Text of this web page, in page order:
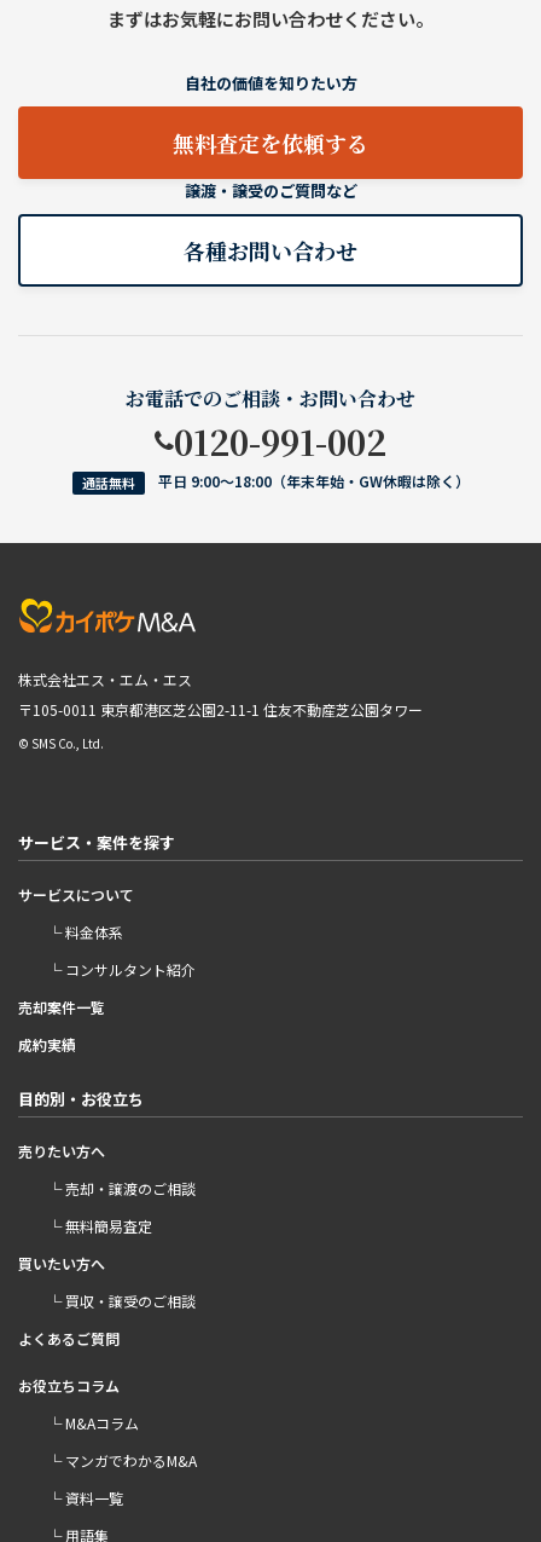
まずはお気軽にお問い合わせください。
自社の価値を知りたい方
無料査定を依頼する
譲渡・譲受のご質問など
各種お問い合わせ
お電話でのご相談・お問い合わせ
0120-991-002
通話無料 平日 9:00〜18:00（年末年始・GW休暇は除く）
株式会社エス・エム・エス
〒105-0011 東京都港区芝公園2-11-1 住友不動産芝公園タワー
© SMS Co., Ltd.
サービス・案件を探す
サービスについて
└ 料金体系
└ コンサルタント紹介
売却案件一覧
成約実績
目的別・お役立ち
売りたい方へ
└ 売却・譲渡のご相談
└ 無料簡易査定
買いたい方へ
└ 買収・譲受のご相談
よくあるご質問
お役立ちコラム
└ M&Aコラム
└ マンガでわかるM&A
└ 資料一覧
└ 用語集